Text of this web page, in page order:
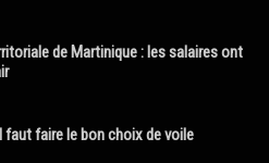
de Martinique : les salaires ont
faut faire le bon choix de voile